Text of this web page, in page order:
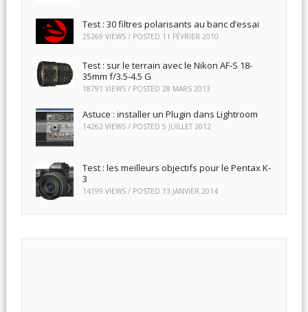
Test : 30 filtres polarisants au banc d’essai
25269 VIEWS / POSTED 11 FÉVRIER 2010
Test : sur le terrain avec le Nikon AF-S 18-
35mm f/3.5-4.5 G
18791 VIEWS / POSTED 28 MARS 2013
Astuce : installer un Plugin dans Lightroom
14262 VIEWS / POSTED 5 JUILLET 2012
Test : les meilleurs objectifs pour le Pentax K-
3
14199 VIEWS / POSTED 13 JANVIER 2014